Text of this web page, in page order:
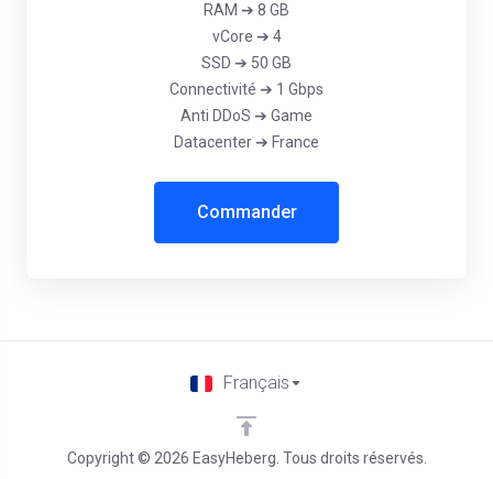
RAM ➔ 8 GB
vCore ➔ 4
SSD ➔ 50 GB
Connectivité ➔ 1 Gbps
Anti DDoS ➔ Game
Datacenter ➔ France
Commander
Copyright © 2026 EasyHeberg. Tous droits réservés.
Français